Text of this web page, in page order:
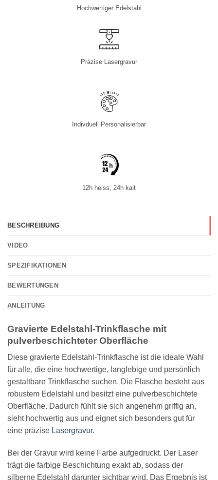
Hochwertiger Edelstahl
Präzise Lasergravur
Indivduell Personalisierbar
12h heiss, 24h kalt
BESCHREIBUNG
VIDEO
SPEZIFIKATIONEN
BEWERTUNGEN
ANLEITUNG
Gravierte Edelstahl-Trinkflasche mit
pulverbeschichteter Oberfläche
Diese gravierte Edelstahl-Trinkflasche ist die ideale Wahl
für alle, die eine hochwertige, langlebige und persönlich
gestaltbare Trinkflasche suchen. Die Flasche besteht aus
robustem Edelstahl und besitzt eine pulverbeschichtete
Oberfläche. Dadurch fühlt sie sich angenehm griffig an,
sieht hochwertig aus und eignet sich besonders gut für
eine präzise Lasergravur.
Bei der Gravur wird keine Farbe aufgedruckt. Der Laser
trägt die farbige Beschichtung exakt ab, sodass der
silberne Edelstahl darunter sichtbar wird. Das Ergebnis ist